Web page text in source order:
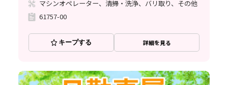
マシンオペレーター、清掃・洗浄、バリ取り、その他
61757-00
キープする 詳細を見る